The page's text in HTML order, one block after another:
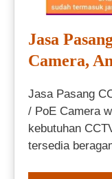
Jasa
Camera,
Jasa Pasang
/ PoE Camera
kebutuhan
tersedia